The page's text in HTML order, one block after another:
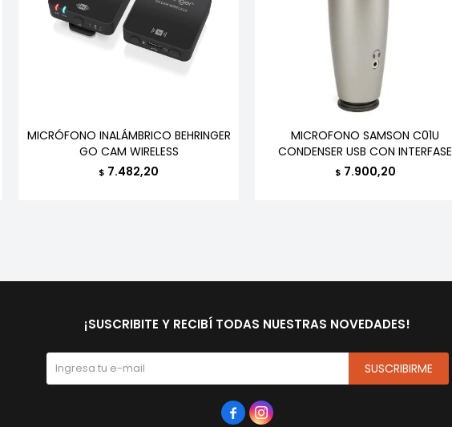
MICRÓFONO INALÁMBRICO BEHRINGER
GO CAM WIRELESS
$ 7.482,20
MICROFONO SAMSON C01U
CONDENSER USB CON INTERFASE
$ 7.900,20
¡SUSCRIBITE Y RECIBÍ TODAS NUESTRAS NOVEDADES!
SUSCRIBIRME
 